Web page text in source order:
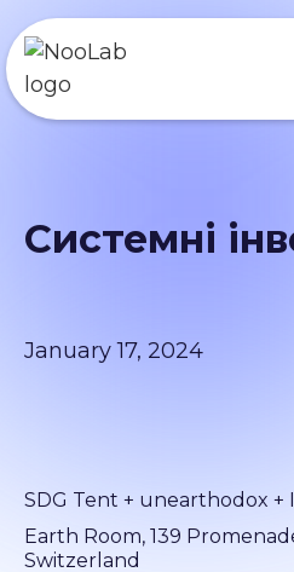
Системні
January 17, 2024
SDG Tent + unearthodox +
Earth Room, 139
Switzerland